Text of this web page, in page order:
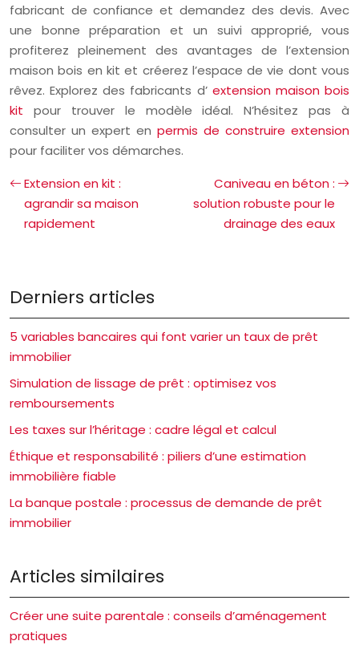
fabricant de confiance et demandez des devis. Avec
une bonne préparation et un suivi approprié, vous
profiterez pleinement des avantages de l’extension
maison bois en kit et créerez l’espace de vie dont vous
rêvez. Explorez des fabricants d’ extension maison bois
kit pour trouver le modèle idéal. N’hésitez pas à
consulter un expert en permis de construire extension
pour faciliter vos démarches.
Extension en kit :
agrandir sa maison
rapidement
Caniveau en béton :
solution robuste pour le
drainage des eaux
Derniers articles
5 variables bancaires qui font varier un taux de prêt
immobilier
Simulation de lissage de prêt : optimisez vos
remboursements
Les taxes sur l’héritage : cadre légal et calcul
Éthique et responsabilité : piliers d’une estimation
immobilière fiable
La banque postale : processus de demande de prêt
immobilier
Articles similaires
Créer une suite parentale : conseils d’aménagement
pratiques